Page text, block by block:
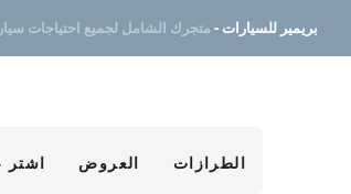
بريمير للسيارات - متجرك الشامل لجميع احتياجات
الطرازات العروض اشتر